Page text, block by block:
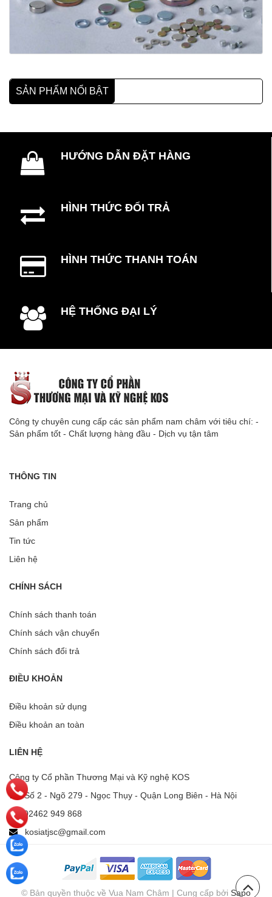
SẢN PHẨM NỔI BẬT
HƯỚNG DẪN ĐẶT HÀNG
HÌNH THỨC ĐỔI TRẢ
HÌNH THỨC THANH TOÁN
HỆ THỐNG ĐẠI LÝ
Công ty chuyên cung cấp các sản phẩm nam châm với tiêu chí: -
Sản phẩm tốt - Chất lượng hàng đầu - Dịch vụ tận tâm
THÔNG TIN
Trang chủ
Sản phẩm
Tin tức
Liên hệ
CHÍNH SÁCH
Chính sách thanh toán
Chính sách vận chuyển
Chính sách đổi trả
ĐIỀU KHOẢN
Điều khoản sử dụng
Điều khoản an toàn
LIÊN HỆ
Công ty Cổ phần Thương Mại và Kỹ nghệ KOS
Số 2 - Ngõ 279 - Ngọc Thụy - Quận Long Biên - Hà Nội
02462 949 868
kosiatjsc@gmail.com
© Bản quyền thuộc về Vua Nam Châm | Cung cấp bởi Sapo